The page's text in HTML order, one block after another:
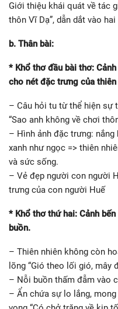
Giới thiệu khái quát về tác
thôn Vĩ Dạ”, dẫn dắt vào
b. Thân bài:
* Khổ thơ đầu bài thơ:
cho nét đặc trưng của
– Câu hỏi tu từ thể hiện
“Sao anh không về chơi
– Hình ảnh đặc trưng:
xanh như ngọc => thiên
và sức sống.
– Vẻ đẹp người con người
trưng của con người Huế
* Khổ thơ thứ hai: Cảnh
buồn.
– Thiên nhiên không còn
lõng “Gió theo lối gió, mây
– Nỗi buồn thấm đẫm vào
– Ẩn chứa sự lo lắng,